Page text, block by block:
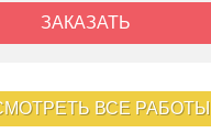
ЗАКАЗАТЬ
ВСЕ РАБОТЫ